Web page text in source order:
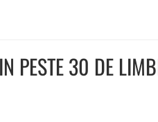
PESTE 30 DE